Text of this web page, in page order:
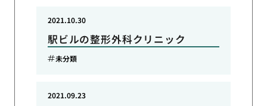
駅ビルの整形外科クリニック
2021.10.30
未分類
2021.09.23